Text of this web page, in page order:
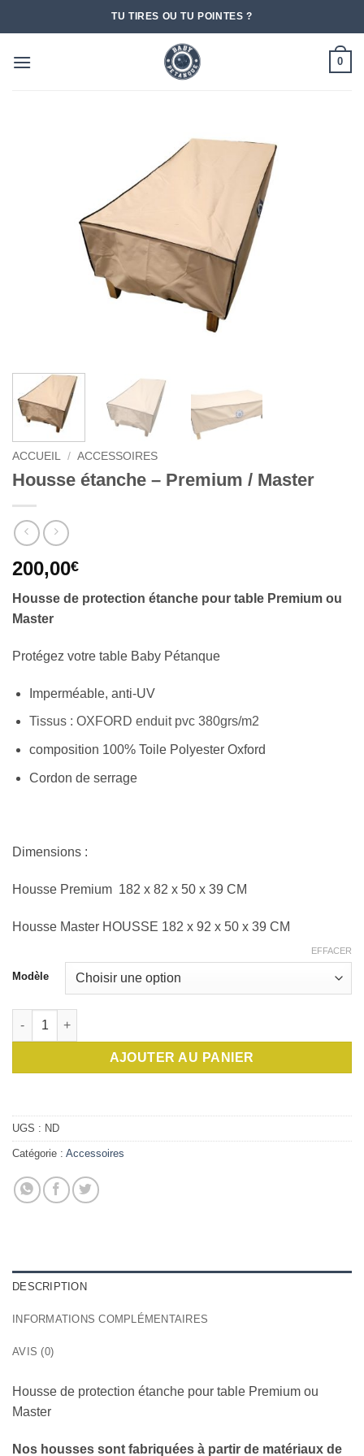
TU TIRES OU TU POINTES ?
0
ACCUEIL / ACCESSOIRES
Housse étanche – Premium / Master
200,00€
Housse de protection étanche pour table Premium ou
Master
Protégez votre table Baby Pétanque
Imperméable, anti-UV
Tissus : OXFORD enduit pvc 380grs/m2
composition 100% Toile Polyester Oxford
Cordon de serrage
Dimensions :
Housse Premium 182 x 82 x 50 x 39 CM
Housse Master HOUSSE 182 x 92 x 50 x 39 CM
Modèle
EFFACER
quantité de Housse étanche - Premium / Master
AJOUTER AU PANIER
UGS : ND
Catégorie : Accessoires
DESCRIPTION
INFORMATIONS COMPLÉMENTAIRES
AVIS (0)
Housse de protection étanche pour table Premium ou
Master
Nos housses sont fabriquées à partir de matériaux de